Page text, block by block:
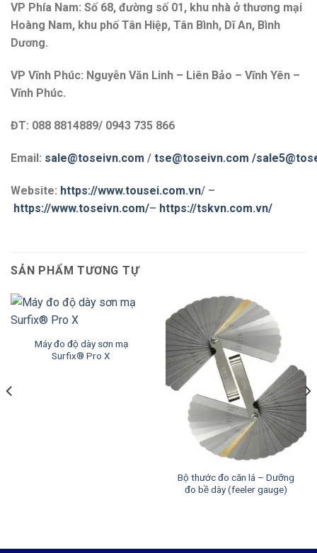
VP Phía Nam: Số 68, đường số 01, khu nhà ở thương mại
Hoàng Nam, khu phố Tân Hiệp, Tân Bình, Dĩ An, Bình
Dương.
VP Vĩnh Phúc: Nguyễn Văn Linh – Liên Bảo – Vĩnh Yên –
Vĩnh Phúc.
ĐT: 088 8814889/ 0943 735 866
Email: sale@toseivn.com / tse@toseivn.com /
Website: https://www.tousei.com.vn/ –
https://www.toseivn.com/– https://tskvn.com.vn/
SẢN PHẨM TƯƠNG TỰ
Máy đo độ dày sơn mạ
Surfix® Pro X
Bộ thước đo căn lá – Dưỡng
đo bề dày (feeler gauge)